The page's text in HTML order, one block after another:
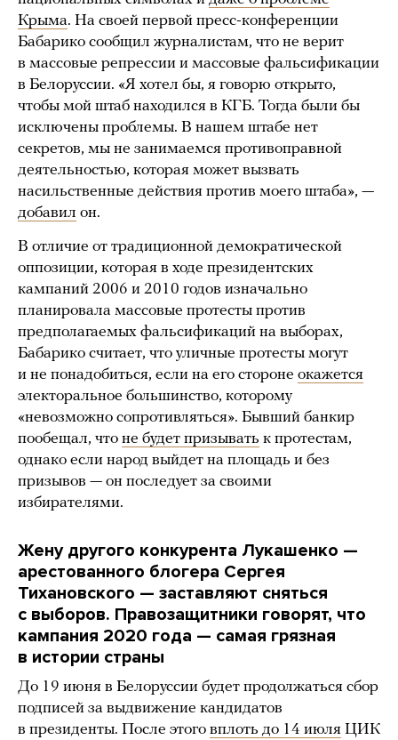
Крыма. На своей первой пресс-конференции
Бабарико сообщил журналистам, что не верит
в массовые репрессии и массовые фальсификации
в Белоруссии. «Я хотел бы, я говорю открыто,
чтобы мой штаб находился в КГБ. Тогда были бы
исключены проблемы. В нашем штабе нет
секретов, мы не занимаемся противоправной
деятельностью, которая может вызвать
насильственные действия против моего штаба», —
добавил он.
В отличие от традиционной демократической
оппозиции, которая в ходе президентских
кампаний 2006 и 2010 годов изначально
планировала массовые протесты против
предполагаемых фальсификаций на выборах,
Бабарико считает, что уличные протесты могут
и не понадобиться, если на его стороне окажется
электоральное большинство, которому
«невозможно сопротивляться». Бывший банкир
пообещал, что не будет призывать к протестам,
однако если народ выйдет на площадь и без
призывов — он последует за своими
избирателями.
Жену другого конкурента Лукашенко —
арестованного блогера Сергея
Тихановского — заставляют сняться
с выборов. Правозащитники говорят, что
кампания 2020 года — самая грязная
в истории страны
До 19 июня в Белоруссии будет продолжаться сбор
подписей за выдвижение кандидатов
в президенты. После этого вплоть до 14 июля ЦИК